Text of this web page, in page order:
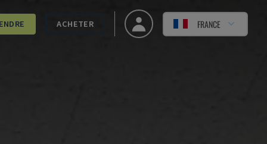
ACHETER FRANCE